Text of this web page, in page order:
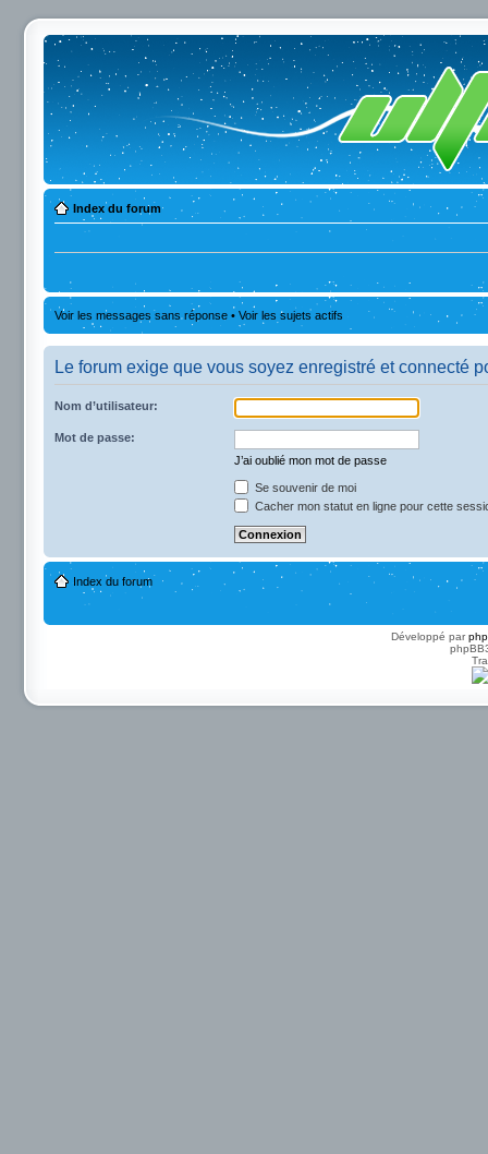
Index du forum
Voir les messages sans réponse • Voir les sujets actifs
Le forum exige que vous soyez enregistré et connecté
Nom d’utilisateur:
Mot de passe:
J’ai oublié mon mot de passe
Se souvenir de moi
Cacher mon statut en ligne pour cette
Index du forum
Développé par